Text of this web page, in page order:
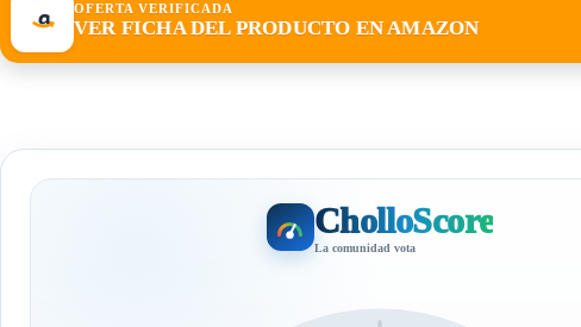
OFERTA VERIFICADA
VER FICHA DEL PRODUCTO EN AMAZON
CholloScore
La comunidad vota